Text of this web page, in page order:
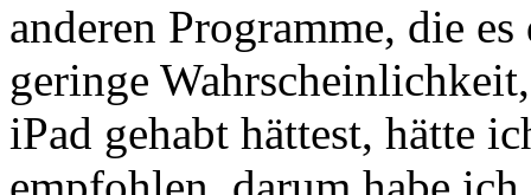
anderen Programme, die
geringe
iPad gehabt hättest, hätte